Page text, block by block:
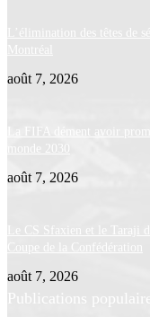
L’élimination des têtes de
Montréal
août 7, 2026
La FIFA dément avoir
monde 2030
août 7, 2026
Le CS Sfaxien et le Taraji
Coupe de la Confédération
août 7, 2026
Publications